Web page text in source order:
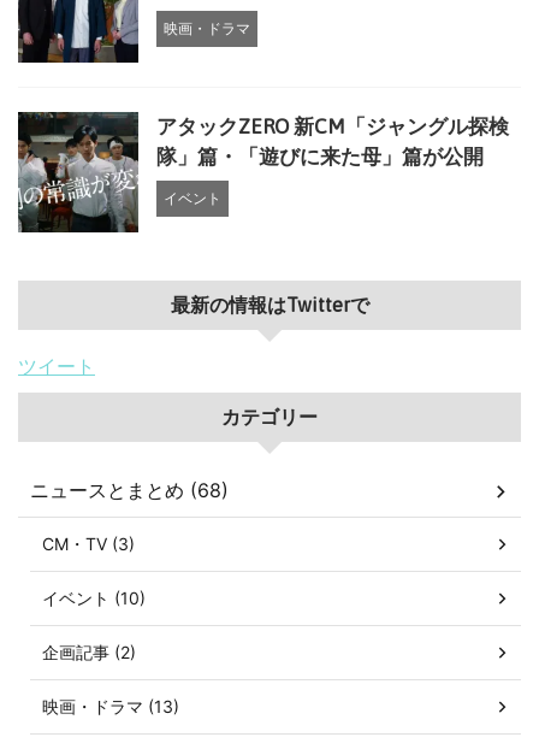
映画・ドラマ
アタックZERO 新CM「ジャングル探検
隊」篇・「遊びに来た母」篇が公開
イベント
最新の情報はTwitterで
ツイート
カテゴリー
ニュースとまとめ (68)
CM・TV (3)
イベント (10)
企画記事 (2)
映画・ドラマ (13)